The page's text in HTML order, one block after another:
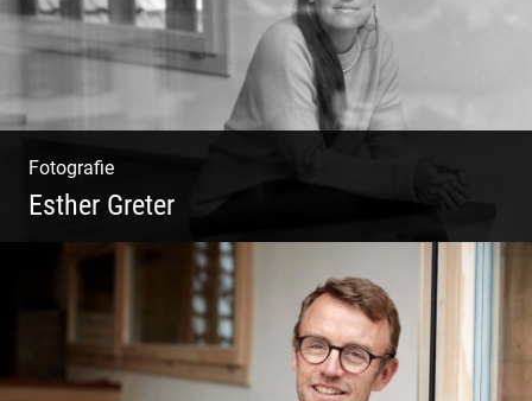
Fotografie
Esther Greter
Coaching, Frauenkreise, Trantric Yoga: